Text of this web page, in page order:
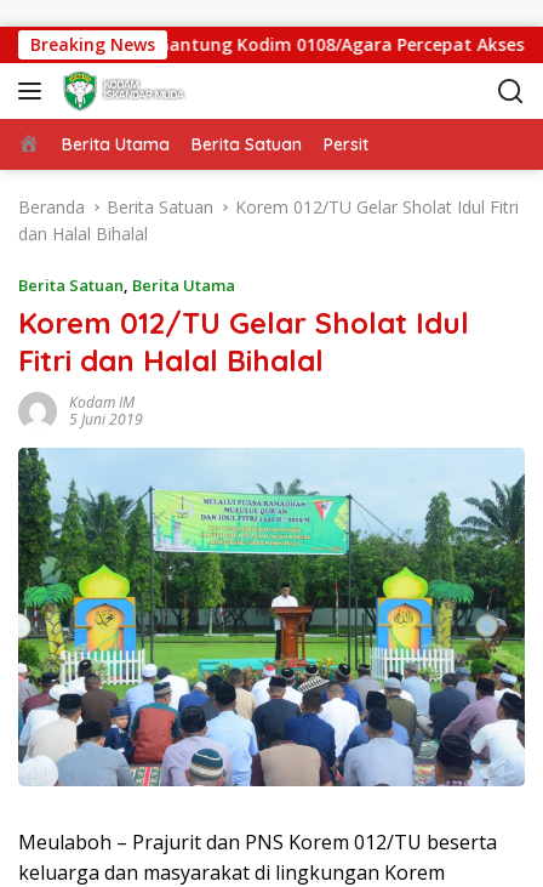
Breaking News
Jembatan Gantung Kodim 0108/Agara Percepat Akses
Beranda
Berita Utama Berita Satuan Persit
Beranda Berita Satuan
Korem 012/TU Gelar Sholat Idul Fitri
dan Halal Bihalal
Berita Satuan, Berita Utama
Korem 012/TU Gelar Sholat Idul
Fitri dan Halal Bihalal
Kodam IM
5 Juni 2019
Meulaboh – Prajurit dan PNS Korem 012/TU beserta
keluarga dan masyarakat di lingkungan Korem